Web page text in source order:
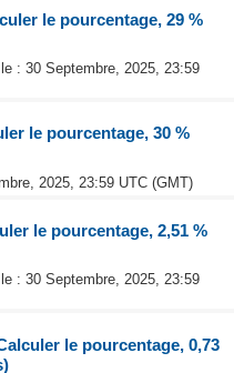
le pourcentage, 29 %
: 30 Septembre, 2025, 23:59
le pourcentage, 30 %
2025, 23:59 UTC (GMT)
le pourcentage, 2,51 %
: 30 Septembre, 2025, 23:59
le pourcentage, 0,73